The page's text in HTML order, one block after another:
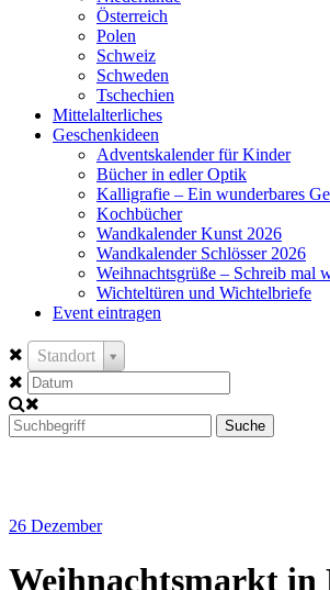
Österreich
Polen
Schweiz
Schweden
Tschechien
Mittelalterliches
Geschenkideen
Adventskalender für Kinder
Bücher in edler Optik
Kalligrafie – Ein wunderbares
Kochbücher
Wandkalender Kunst 2026
Wandkalender Schlösser 2026
Weihnachtsgrüße – Schreib mal
Wichteltüren und Wichtelbriefe
Event eintragen
Standort
Suche
26 Dezember
Weihnachtsmarkt in